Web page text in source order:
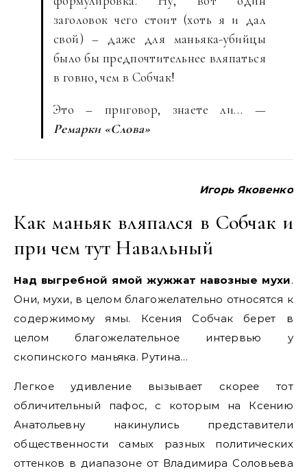
заголовок чего стоит (хоть я и дал
свой) – даже для маньяка-убийцы
было бы предпочтительнее вляпаться
в говно, чем в Собчак!
Это – приговор, знаете ли… —
Ремарки «Слова»
Игорь Яковенко
Как маньяк вляпался в Собчак и
при чем тут Навальный
Над выгребной ямой жужжат навозные мухи.
Они, мухи, в целом благожелательно относятся к
содержимому ямы. Ксения Собчак берет в
целом благожелательное интервью у
скопинского маньяка. Рутина…
Легкое удивление вызывает скорее тот
обличительный пафос, с которым на Ксению
Анатольевну накинулись представители
общественности самых разных политических
оттенков в диапазоне от Владимира Соловьева